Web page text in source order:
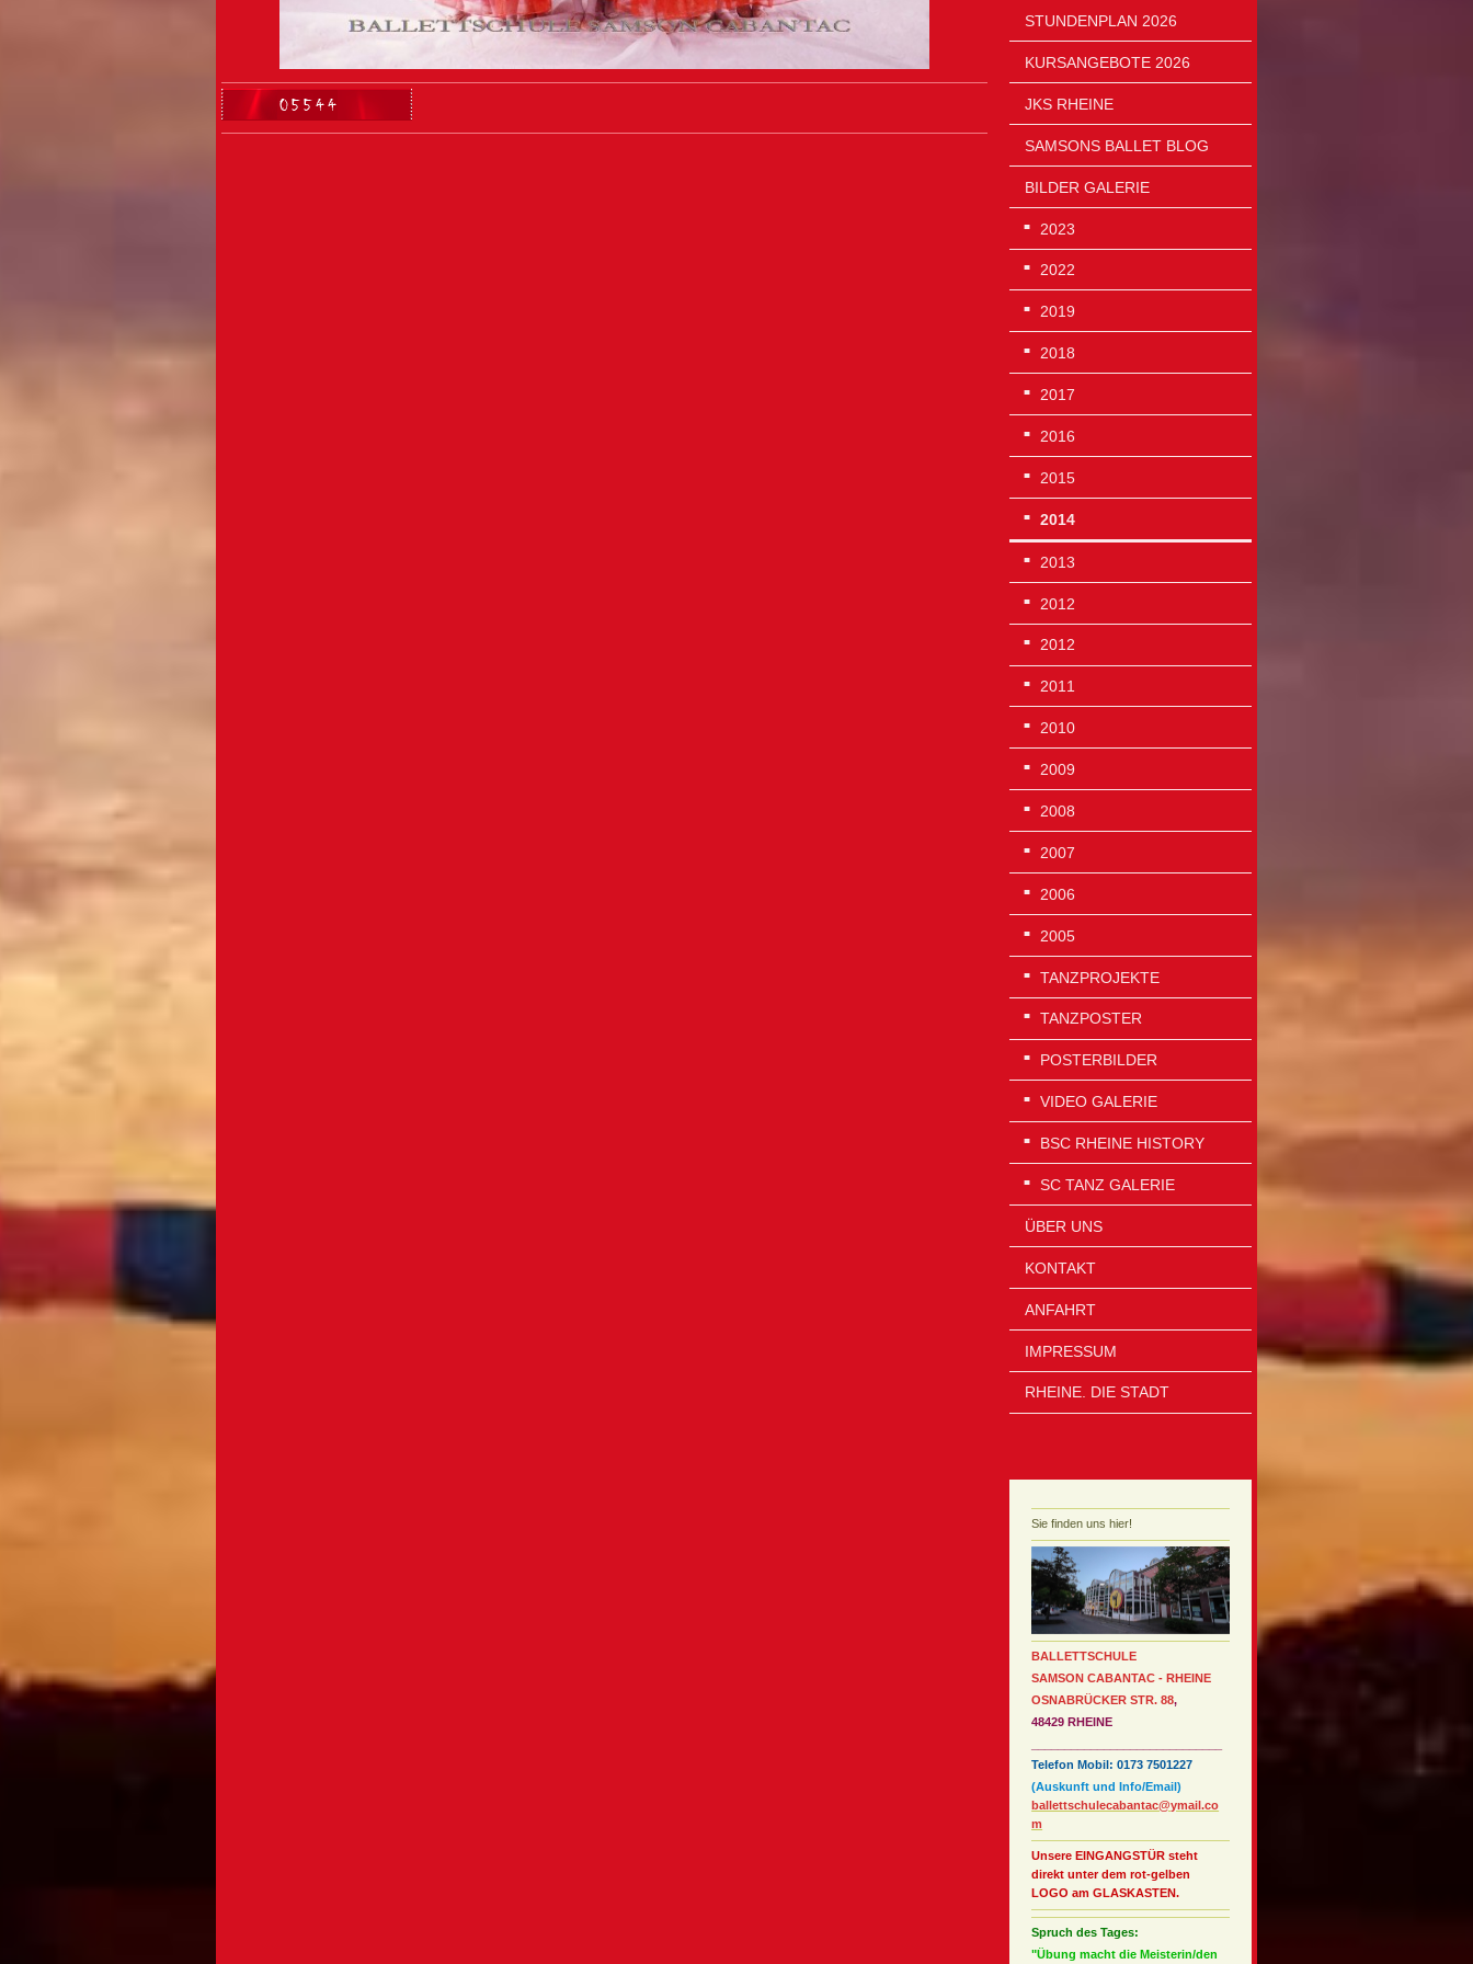
STUNDENPLAN 2026
KURSANGEBOTE 2026
JKS RHEINE
SAMSONS BALLET BLOG
BILDER GALERIE
2023
2022
2019
2018
2017
2016
2015
2014
2013
2012
2012
2011
2010
2009
2008
2007
2006
2005
TANZPROJEKTE
TANZPOSTER
POSTERBILDER
VIDEO GALERIE
BSC RHEINE HISTORY
SC TANZ GALERIE
ÜBER UNS
KONTAKT
ANFAHRT
IMPRESSUM
RHEINE. DIE STADT
Sie finden uns hier!
BALLETTSCHULE
SAMSON CABANTAC - RHEINE
OSNABRÜCKER STR. 88,
48429 RHEINE
Telefon Mobil: 0173 7501227
(Auskunft und Info/Email)
ballettschulecabantac@ymail.co
m
Unsere EINGANGSTÜR steht
direkt unter dem rot-gelben
LOGO am GLASKASTEN.
Spruch des Tages:
"Übung macht die Meisterin/den